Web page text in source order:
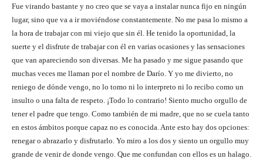
Fue virando bastante y no creo que se vaya a instalar nunca fijo en ningún
lugar, sino que va a ir moviéndose constantemente. No me pasa lo mismo a
la hora de trabajar con mi viejo que sin él. He tenido la oportunidad, la
suerte y el disfrute de trabajar con él en varias ocasiones y las sensaciones
que van apareciendo son diversas. Me ha pasado y me sigue pasando que
muchas veces me llaman por el nombre de Darío. Y yo me divierto, no
reniego de dónde vengo, no lo tomo ni lo interpreto ni lo recibo como un
insulto o una falta de respeto. ¡Todo lo contrario! Siento mucho orgullo de
tener el padre que tengo. Como también de mi madre, que no se cuela tanto
en estos ámbitos porque capaz no es conocida. Ante esto hay dos opciones:
renegar o abrazarlo y disfrutarlo. Yo miro a los dos y siento un orgullo muy
grande de venir de donde vengo. Que me confundan con ellos es un halago.